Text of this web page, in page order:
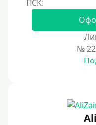
Принятие решения
№